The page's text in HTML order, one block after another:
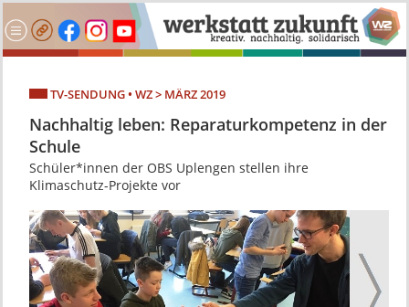
TV-SENDUNG • WZ > MÄRZ 2019
Nachhaltig leben: Reparaturkompetenz in der
Schule
Schüler*innen der OBS Uplengen stellen ihre
Klimaschutz-Projekte vor